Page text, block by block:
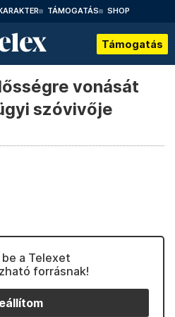
TÁMOGATÁS SHOP
Támogatás
vonását
szóvivője
a Telexet
forrásnak!